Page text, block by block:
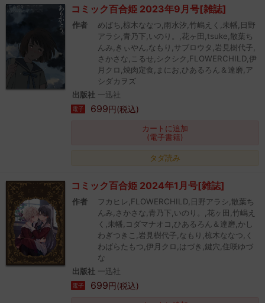
コミック百合姫 2023年9月号[雑誌]
作者
めばち,椋木ななつ,雨水汐,竹嶋えく,未幡,日野
アラシ,青乃下,いのり。,花ヶ田,tsuke,散葉ち
んみ,きぃやん,なもり,サブロウタ,岩見樹代子,
さかさな,こるせ,シクシク,FLOWERCHILD,伊
月クロ,焼肉定食,まにお,ひあるろん＆達磨,ア
シダカヲズ
出版社
一迅社
電子 699円(税込)
カートに追加
(電子書籍)
タダ読み
コミック百合姫 2024年1月号[雑誌]
作者
フカヒレ,FLOWERCHILD,日野アラシ,散葉ち
んみ,さかさな,青乃下,いのり。,花ヶ田,竹嶋え
く,未幡,コダマナオコ,ひあるろん＆達磨,かし
わぎつきこ,岩見樹代子,なもり,椋木ななつ,く
わばらたもつ,伊月クロ,はづき,鍵穴,住咲ゆづ
な
出版社
一迅社
電子 699円(税込)